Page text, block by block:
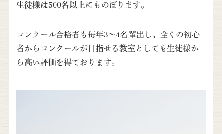
生徒様は500名以上 にものぼります。
コンクール合格者も毎年3～4名輩出し、全くの初心
者からコンクールが目指せる教室としても生徒様か
ら高い評価を得ております。